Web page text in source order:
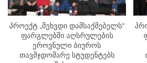
პროექტ „შეხვდი დამსაქმებელს“
ფარგლებში აღსრულების
ეროვნული ბიუროს
თავმჯდომარე სტუდენტებს